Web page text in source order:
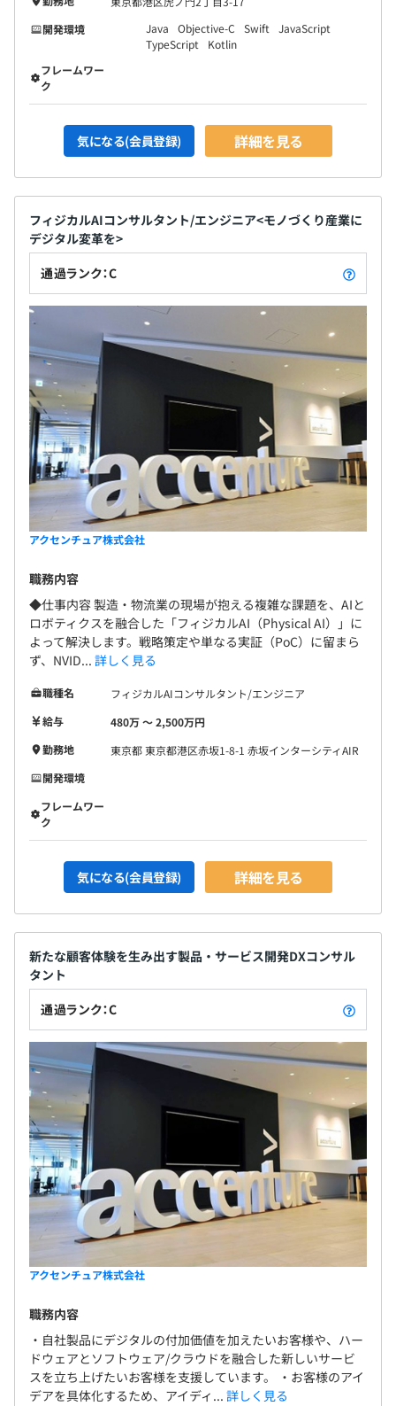
開発環境
Java Objective-C Swift
JavaScript
TypeScript
Kotlin
フレームワー
ク
気になる(会員登録) 詳細を見る
フィジカルAIコンサルタント/エンジニア<モノづくり産業に
デジタル変革を>
通過ランク：C
アクセンチュア株式会社
職務内容
◆仕事内容 製造・物流業の現場が抱える複雑な課題を、AIと
ロボティクスを融合した「フィジカルAI（Physical AI）」に
よって解決します。戦略策定や単なる実証（PoC）に留まら
ず、NVID... 詳しく見る
職種名
フィジカルAIコンサルタント/エンジニア
給与
480万 〜 2,500万円
勤務地
東京都 東京都港区赤坂1-8-1 赤坂インターシティAIR
開発環境
フレームワー
ク
気になる(会員登録) 詳細を見る
新たな顧客体験を生み出す製品・サービス開発DXコンサル
タント
通過ランク：C
アクセンチュア株式会社
職務内容
・自社製品にデジタルの付加価値を加えたいお客様や、ハー
ドウェアとソフトウェア/クラウドを融合した新しいサービ
スを立ち上げたいお客様を支援しています。 ・お客様のアイ
デアを具体化するため、アイディ... 詳しく見る